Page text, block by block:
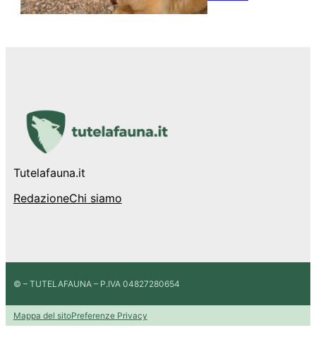
Tutelafauna.it
RedazioneChi siamo
© – TUTELAFAUNA – P.IVA 04827280654
Mappa del sitoPreferenze Privacy